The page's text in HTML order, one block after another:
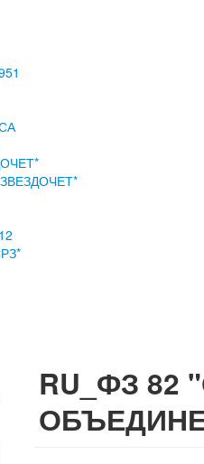
RU_ФЗ